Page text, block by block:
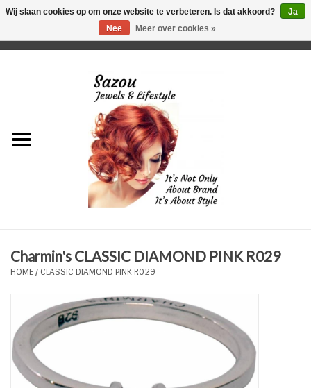
Just for Him
Plus Size Sieraden
Enkelbandjes
Tassen en meer
Haaraccesoires
Charmin's CLASSIC DIAMOND PINK R029
HOME/ CLASSIC DIAMOND PINK R029
Wij slaan cookies op om onze website te verbeteren. Is dat akkoord?
Ja
Nee
Meer over cookies »